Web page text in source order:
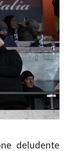
deludente